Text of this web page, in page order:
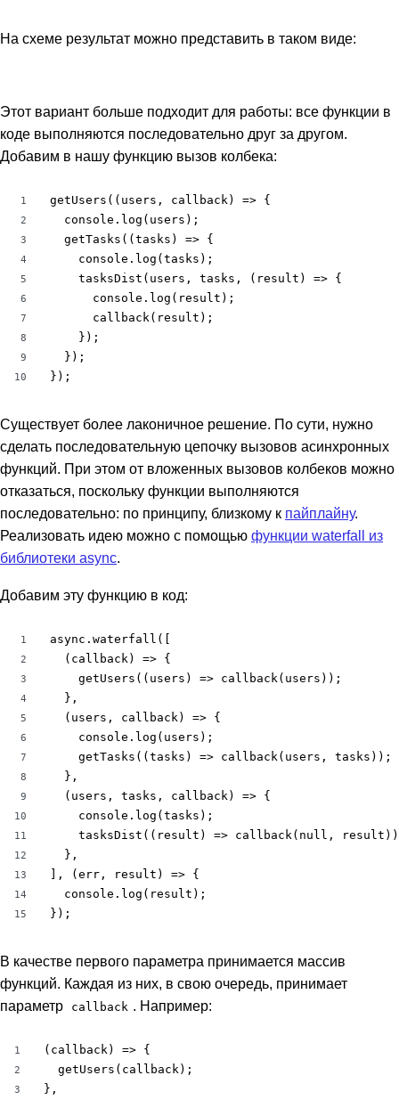
На схеме результат можно представить в таком виде:
Этот вариант больше подходит для работы: все функции в
коде выполняются последовательно друг за другом.
Добавим в нашу функцию вызов колбека:
1
2
3
4
5
6
7
8
9
10
getUsers((users, callback) => {
  console.log(users);
  getTasks((tasks) => {
    console.log(tasks);
    tasksDist(users, tasks, (result) => {
      console.log(result);
      callback(result);
    });
  });
});
Существует более лаконичное решение. По сути, нужно
сделать последовательную цепочку вызовов асинхронных
функций. При этом от вложенных вызовов колбеков можно
отказаться, поскольку функции выполняются
последовательно: по принципу, близкому к пайплайну.
Реализовать идею можно с помощью функции waterfall из
библиотеки async.
Добавим эту функцию в код:
1
2
3
4
5
6
7
8
9
10
11
12
13
14
15
async.waterfall([
  (callback) => {
    getUsers((users) => callback(users));
  },
  (users, callback) => {
    console.log(users);
    getTasks((tasks) => callback(users, tasks));
  },
  (users, tasks, callback) => {
    console.log(tasks);
tasksDist((result) => callback(null,
  },
], (err, result) => {
  console.log(result);
});
В качестве первого параметра принимается массив
функций. Каждая из них, в свою очередь, принимает
параметр
callback . Например:
1
2
3
(callback) => {
  getUsers(callback);
},